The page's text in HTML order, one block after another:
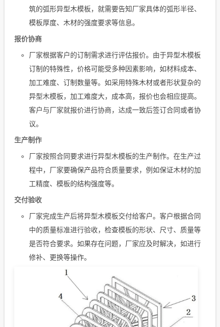
筑的弧形异型木模板，就需要告知厂家具体的弧形半径、
模板厚度、木材的强度要求等信息。
报价协商
厂家根据客户的订制需求进行评估报价。由于异型木模板
订制的特殊性，价格可能受多种因素影响，如材料成本、
加工难度、订制数量等。如采用特殊木材或者形状复杂的
异型木模板，加工难度大，成本高，报价也会相应提高。
客户与厂家就报价进行协商，达成一致后签订合同或者协
议。
生产制作
厂家按照合同要求进行异型木模板的生产制作。在生产过
程中，厂家要确保产品符合质量要求，例如保证木材的加
工精度、模板的结构强度等。
交付验收
厂家完成生产后将异型木模板交付给客户。客户根据合同
中的质量标准进行验收，检查模板的形状、尺寸、质量等
是否符合要求。如果存在问题，厂家应及时解决，如进行
修补、更换等操作。